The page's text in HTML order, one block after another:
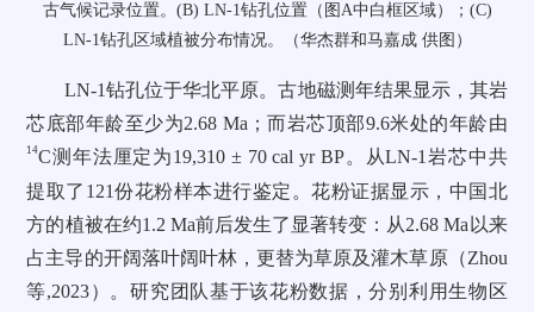
古气候记录位置。(B) LN-1钻孔位置（图A中白框区域）；(C)
LN-1钻孔区域植被分布情况。（华杰群和马嘉成 供图）
LN-1钻孔位于华北平原。古地磁测年结果显示，其岩
芯底部年龄至少为2.68 Ma；而岩芯顶部9.6米处的年龄由
14C测年法厘定为19,310 ± 70 cal yr BP。从LN-1岩芯中共
提取了121份花粉样本进行鉴定。花粉证据显示，中国北
方的植被在约1.2 Ma前后发生了显著转变：从2.68 Ma以来
占主导的开阔落叶阔叶林，更替为草原及灌木草原（Zhou
等,2023）。研究团队基于该花粉数据，分别利用生物区